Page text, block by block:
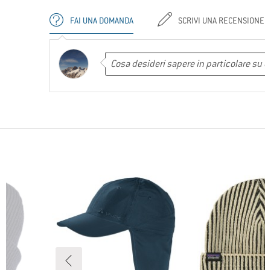
FAI UNA DOMANDA SCRIVI UNA RECENSIONE